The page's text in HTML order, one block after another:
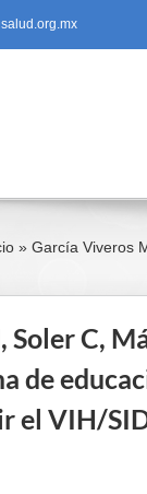
» García Viveros
Soler C,
de
el VIH/